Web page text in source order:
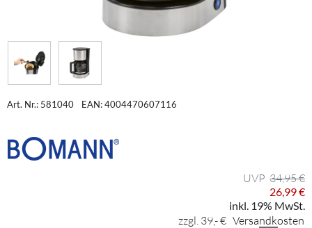
Art. Nr.: 581040 EAN: 4004470607116
34,95 €
26,99 €
inkl. 19% MwSt.
zzgl. 39,- € Versandkosten